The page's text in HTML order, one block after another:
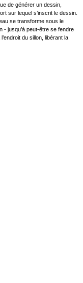
de générer un dessin,
sur lequel s’inscrit le dessin.
se transforme sous le
- jusqu’à peut-être se fendre
du sillon, libérant la